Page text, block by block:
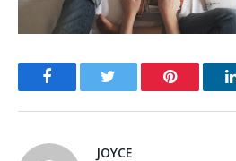
Facebook Pinterest
JOYCE